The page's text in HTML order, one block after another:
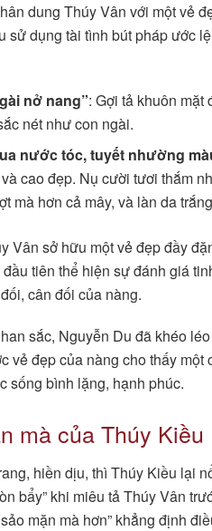
dung Thúy Vân với một vẻ
sử dụng tài tình bút pháp ước
nở nang”: Gợi tả khuôn mặt
nét như con ngài.
nước tóc, tuyết nhường
cao đẹp. Nụ cười tươi thắm
mà hơn cả mây, và làn da
Vân sở hữu một vẻ đẹp đầy
tiên thể hiện sự đánh giá
cân đối của nàng.
sắc, Nguyễn Du đã khéo
vẻ đẹp của nàng cho thấy
sống bình lặng, hạnh phúc.
mà của Thúy Kiều
hiền dịu, thì Thúy Kiều lại
bẩy” khi miêu tả Thúy Vân
mặn mà hơn” khẳng định